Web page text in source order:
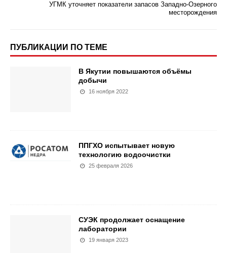
УГМК уточняет показатели запасов Западно-Озерного
месторождения
ПУБЛИКАЦИИ ПО ТЕМЕ
В Якутии повышаются объёмы
добычи
16 ноября 2022
ППГХО испытывает новую
технологию водоочистки
25 февраля 2026
СУЭК продолжает оснащение
лаборатории
19 января 2023